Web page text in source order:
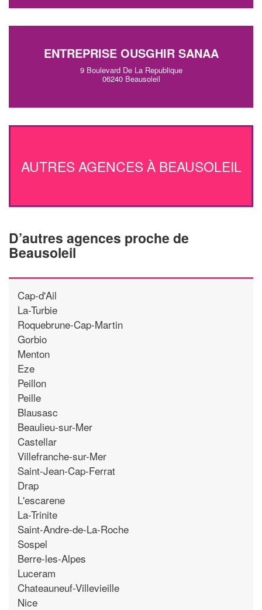
ENTREPRISE OUSGHIR SANAA
9 Boulevard De La Republique
06240 Beausoleil
AUTRES AGENCES À BEAUSOLEIL
D’autres agences proche de
Beausoleil
Cap-d'Ail
La-Turbie
Roquebrune-Cap-Martin
Gorbio
Menton
Eze
Peillon
Peille
Blausasc
Beaulieu-sur-Mer
Castellar
Villefranche-sur-Mer
Saint-Jean-Cap-Ferrat
Drap
L'escarene
La-Trinite
Saint-Andre-de-La-Roche
Sospel
Berre-les-Alpes
Luceram
Chateauneuf-Villevieille
Nice